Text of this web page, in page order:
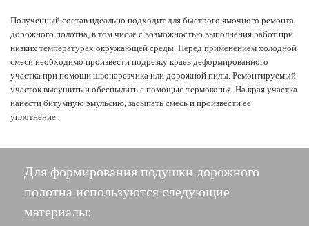
Полученный состав идеально подходит для быстрого ямочного ремонта
дорожного полотна, в том числе с возможностью выполнения работ при
низких температурах окружающей среды. Перед применением холодной
смеси необходимо произвести подрезку краев деформированного
участка при помощи швонарезчика или дорожной пилы. Ремонтируемый
участок высушить и обеспылить с помощью термокопья. На края участка
нанести битумную эмульсию, засыпать смесь и произвести ее
уплотнение.
Для формирования подушки дорожного
полотна используются следующие
материалы: